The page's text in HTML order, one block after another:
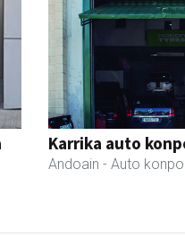
Karrika auto
Andoain - Auto